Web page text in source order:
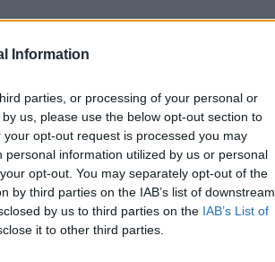
Information
parties, or processing of your personal or
us, please use the below opt-out section to
opt-out request is processed you may
information utilized by us or personal
opt-out. You may separately opt-out of the
by third parties on the IAB’s list of downstream
by us to third parties on the IAB’s List of
it to other third parties.